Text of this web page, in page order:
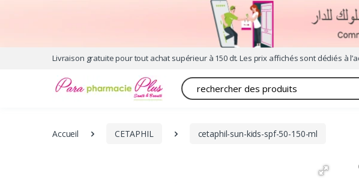
Livraison gratuite pour tout achat supérieur à 150 dt. Les prix affichés sont dédiés à
Recherche
Accueil CETAPHIL cetaphil-sun-kids-spf-50-150-ml